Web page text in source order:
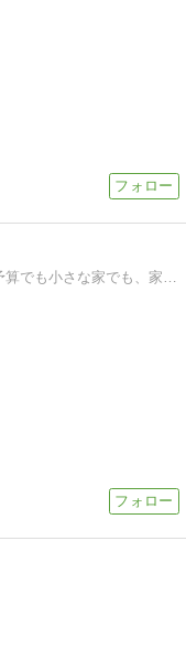
低予算での一生懸命なお家作りです低予算でも小さな家でも、家族が仲良く住める家作りを目指して家作りを楽しんでいます